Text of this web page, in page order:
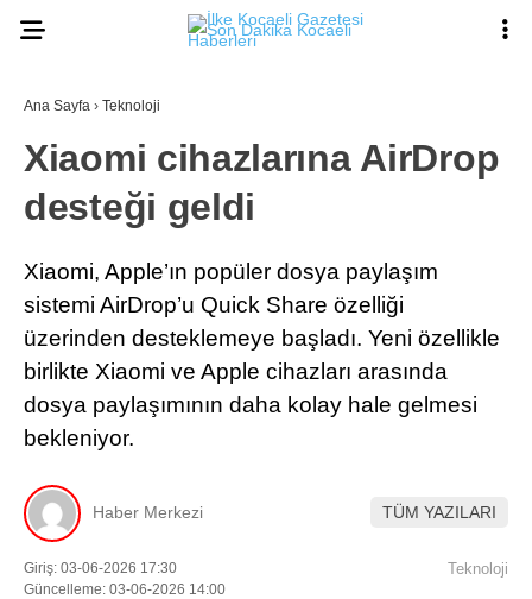
Ana Sayfa
Anasayfa
Gizlilik Politikası
ASAYIŞ
POLITIKA
SPOR
MAGAZIN
SAĞLIK
EĞITIM
Ana Sayfa › Teknoloji
Xiaomi cihazlarına AirDrop
desteği geldi
Xiaomi, Apple’ın popüler dosya paylaşım
sistemi AirDrop’u Quick Share özelliği
üzerinden desteklemeye başladı. Yeni özellikle
birlikte Xiaomi ve Apple cihazları arasında
dosya paylaşımının daha kolay hale gelmesi
bekleniyor.
Haber Merkezi TÜM YAZILARI
Giriş: 03-06-2026 17:30
Güncelleme: 03-06-2026 14:00
Teknoloji